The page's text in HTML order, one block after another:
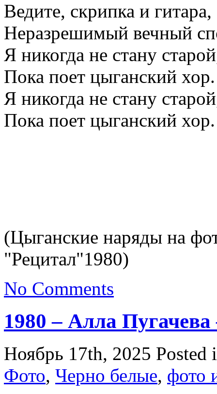
Ведите, скрипка и гитара,
Неразрешимый вечный
Я никогда не стану
Пока поет цыганский хор.
Я никогда не стану
Пока поет цыганский хор.
(Цыганские наряды на
"Рецитал"1980)
No Comments
1980 – Алла
Ноябрь 17th, 2025 Posted
Фото, Черно белые, фото